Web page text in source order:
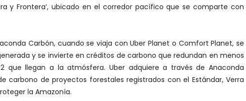
y Frontera’, ubicado en el corredor pacífico que se comparte con
Carbón, cuando se viaja con Uber Planet o Comfort Planet, se
y se invierte en créditos de carbono que redundan en menos
que llegan a la atmósfera. Uber adquiere a través de Anaconda
carbono de proyectos forestales registrados con el Estándar, Verra
la Amazonía.